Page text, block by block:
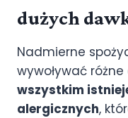
dużych
Nadmierne
wywoływać
wszystkim
alergicznych,